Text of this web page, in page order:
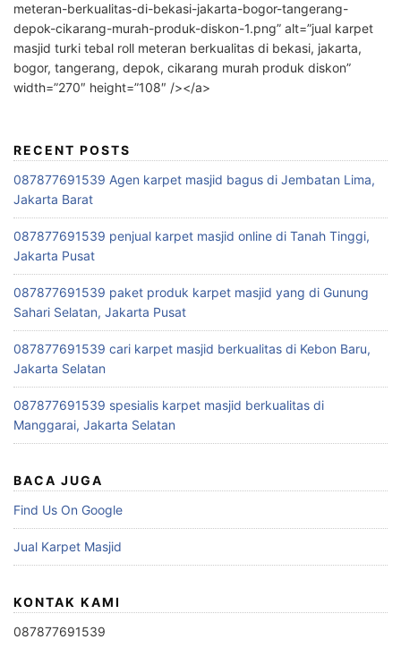
meteran-berkualitas-di-bekasi-jakarta-bogor-tangerang-
depok-cikarang-murah-produk-diskon-1.png” alt=”jual karpet
masjid turki tebal roll meteran berkualitas di bekasi, jakarta,
bogor, tangerang, depok, cikarang murah produk diskon”
width=”270″ height=”108″ /></a>
RECENT POSTS
087877691539 Agen karpet masjid bagus di Jembatan Lima,
Jakarta Barat
087877691539 penjual karpet masjid online di Tanah Tinggi,
Jakarta Pusat
087877691539 paket produk karpet masjid yang di Gunung
Sahari Selatan, Jakarta Pusat
087877691539 cari karpet masjid berkualitas di Kebon Baru,
Jakarta Selatan
087877691539 spesialis karpet masjid berkualitas di
Manggarai, Jakarta Selatan
BACA JUGA
Find Us On Google
Jual Karpet Masjid
KONTAK KAMI
087877691539